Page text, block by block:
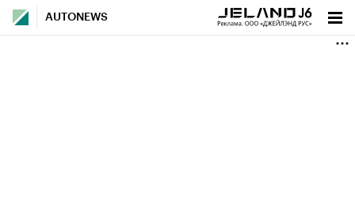
AUTONEWS